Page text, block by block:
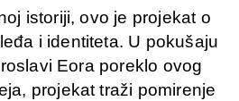
istoriji, ovo je projekat o
i identiteta. U pokušaju
Eora poreklo ovog
projekat traži pomirenje